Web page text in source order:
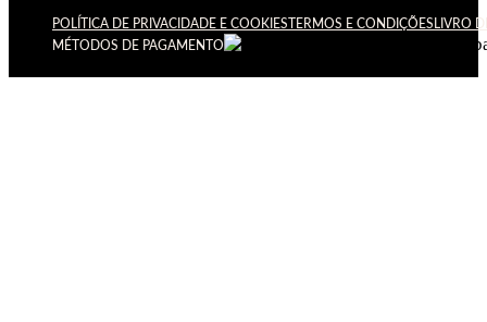
POLÍTICA DE PRIVACIDADE E COOKIES TERMOS E CONDIÇÕES LIVRO
MÉTODOS DE PAGAMENTO